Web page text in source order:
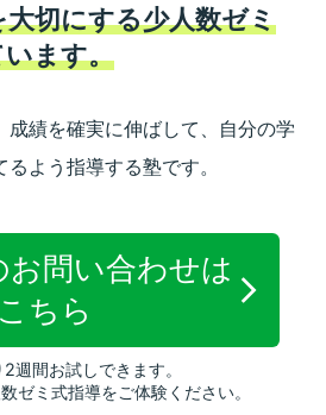
切にする少人数ゼミ
ます。
績を確実に伸ばして、 自分の学
よう指導する塾です。
お問い合わせは
こちら
2週間お試しできます。
ゼミ式指導をご体験ください。